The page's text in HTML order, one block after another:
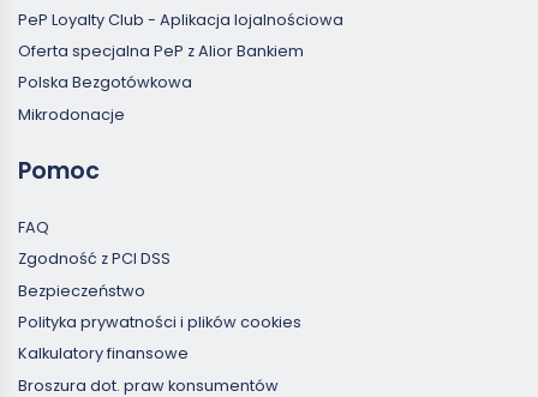
PeP Loyalty Club - Aplikacja lojalnościowa
Oferta specjalna PeP z Alior Bankiem
Polska Bezgotówkowa
Mikrodonacje
Pomoc
FAQ
Zgodność z PCI DSS
Bezpieczeństwo
Polityka prywatności i plików cookies
Kalkulatory finansowe
Broszura dot. praw konsumentów